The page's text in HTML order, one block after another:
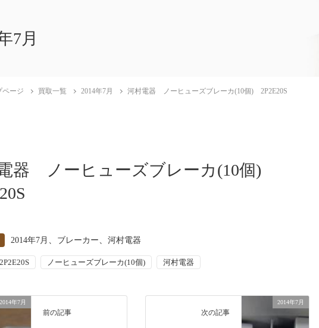
7月
ページ 買取一覧 2014年7月 河村電器 ノーヒューズブレーカ(10個) 2P2E20S
器 ノーヒューズブレーカ(10個)
2014年7月 、 ブレーカー 、河村電器
2P2E20S ノーヒューズブレーカ(10個) 河村電器
2014年7月
前の記事
2014年7月
次の記事